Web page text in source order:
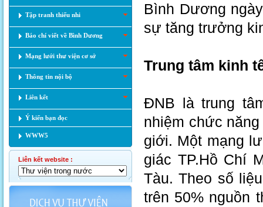
Tập tranh thiếu nhi
Báo chí viết về Bình Dương
Mạng lưới thư viện cơ sở
Thông tin nội bộ
Liên kết
Ý kiến bạn đọc
WWW5
Liên kết website :
Bình Dương
sự tăng trưởng
Trung tâm kinh
ĐNB là trung
nhiệm chức
giới. Một mạng
giác TP.Hồ Chí
Tàu. Theo số
trên 50% nguồn